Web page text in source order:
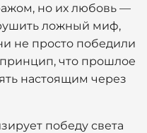
но их любовь —
ложный миф,
не просто победили
что прошлое
настоящим через
победу света